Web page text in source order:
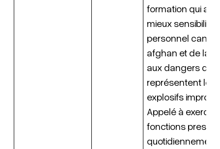
formation qui a
mieux
personnel
afghan et de la
aux dangers que
représentent les
explosifs
Appelé à exercer
fonctions